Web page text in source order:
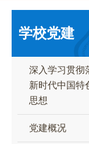
学校党建
深入学习贯彻
新时代中国特
思想
党建概况